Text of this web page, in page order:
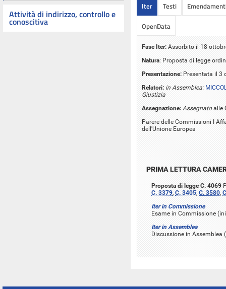
Attività di indirizzo, controllo e
conoscitiva
Iter Testi
OpenData
Fase Iter: Assorbito il 18
Natura: Proposta di legge
Presentazione: Presentata il 3
Relatori: in Assemblea:
Giustizia
Assegnazione: Assegnatoalle
Parere delle Commissioni I
dell'Unione Europea
PRIMA LETTURA
Proposta di legge C. 4069
C. 3379, C. 3405, C. 3580,
Iter in Commissione
Esame in Commissione
Iter in Assemblea
Discussione in